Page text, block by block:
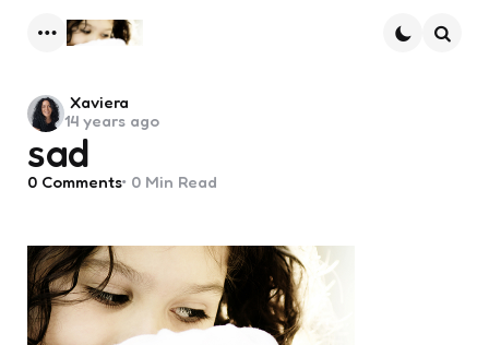
sad
Posted
by
Xaviera
14 years ago
0 Comments 0 Min Read